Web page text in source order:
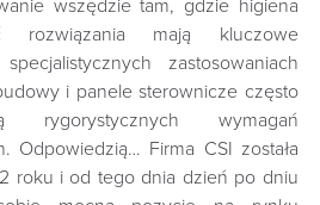
wszędzie tam, gdzie higiena
rozwiązania mają kluczowe
zastosowaniach
i panele sterownicze często
rygorystycznych wymagań
Odpowiedzią… Firma CSI została
roku i od tego dnia dzień po dniu